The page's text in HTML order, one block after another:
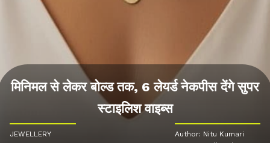
मिनिमल से लेकर बोल्ड तक, 6 लेयर्ड नेकपीस देंगे सुपर
स्टाइलिश वाइब्स
JEWELLERY
Author: Nitu Kumari